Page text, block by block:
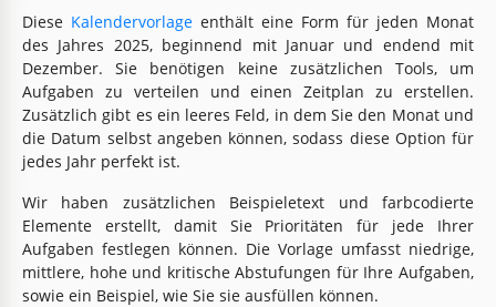
Diese Kalendervorlage enthält eine Form für jeden Monat
des Jahres 2025, beginnend mit Januar und endend mit
Dezember. Sie benötigen keine zusätzlichen Tools, um
Aufgaben zu verteilen und einen Zeitplan zu erstellen.
Zusätzlich gibt es ein leeres Feld, in dem Sie den Monat und
die Datum selbst angeben können, sodass diese Option für
jedes Jahr perfekt ist.
Wir haben zusätzlichen Beispieletext und farbcodierte
Elemente erstellt, damit Sie Prioritäten für jede Ihrer
Aufgaben festlegen können. Die Vorlage umfasst niedrige,
mittlere, hohe und kritische Abstufungen für Ihre Aufgaben,
sowie ein Beispiel, wie Sie sie ausfüllen können.